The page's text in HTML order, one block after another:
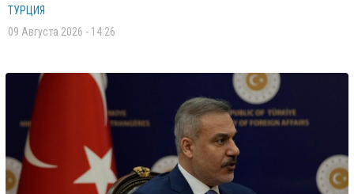
ТУРЦИЯ
09 Августа 2026 - 14:26